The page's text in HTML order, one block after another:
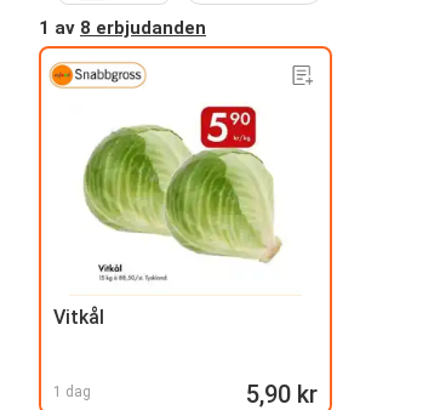
1 av 8 erbjudanden
Vitkål
1 dag 5,90 kr